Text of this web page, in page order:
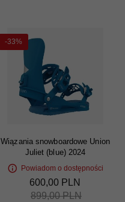
-33%
Wiązania snowboardowe Union
Juliet (blue) 2024
Powiadom o dostępności
600,00 PLN
899,00 PLN